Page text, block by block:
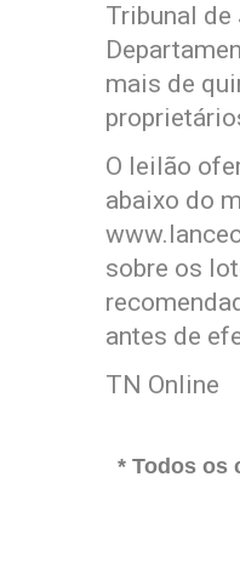
Tribunal de
mais de
O leilão
abaixo do
sobre os
antes de
TN Online
* Todos os